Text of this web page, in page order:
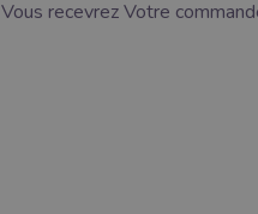
Vous recevrez Votre